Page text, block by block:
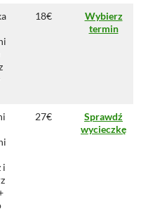
18€
Wybierz
termin
i
27€
Sprawdź
wycieczkę